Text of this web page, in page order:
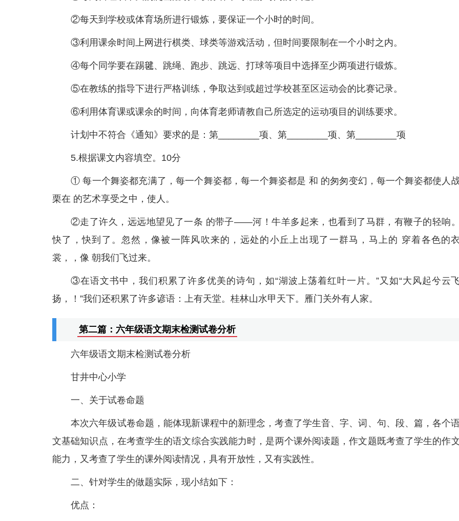
②每天到学校或体育场所进行锻炼，要保证一个小时的时间。
③利用课余时间上网进行棋类、球类等游戏活动，但时间要限制在一个小时之内。
④每个同学要在踢毽、跳绳、跑步、跳远、打球等项目中选择至少两项进行锻炼。
⑤在教练的指导下进行严格训练，争取达到或超过学校甚至区运动会的比赛记录。
⑥利用体育课或课余的时间，向体育老师请教自己所选定的运动项目的训练要求。
计划中不符合《通知》要求的是：第________项、第________项、第________项
5.根据课文内容填空。10分
① 每一个舞姿都充满了，每一个舞姿都，每一个舞姿都是 和 的匆匆变幻，每一个舞姿都使人
栗在 的艺术享受之中，使人。
②走了许久，远远地望见了一条 的带子——河！牛羊多起来，也看到了马群，有鞭子的轻响。
快了，快到了。忽然，像被一阵风吹来的，远处的小丘上出现了一群马，马上的 穿着各色的衣
裳，，像 朝我们飞过来。
③在语文书中，我们积累了许多优美的诗句，如“湖波上荡着红叶一片。”又如“大风起兮云
扬，！”我们还积累了许多谚语：上有天堂。桂林山水甲天下。雁门关外有人家。
第二篇：六年级语文期末检测试卷分析
六年级语文期末检测试卷分析
甘井中心小学
一、关于试卷命题
本次六年级试卷命题，能体现新课程中的新理念，考查了学生音、字、词、句、段、篇，各个
文基础知识点，在考查学生的语文综合实践能力时，是两个课外阅读题，作文题既考查了学生的作
能力，又考查了学生的课外阅读情况，具有开放性，又有实践性。
二、针对学生的做题实际，现小结如下：
优点：